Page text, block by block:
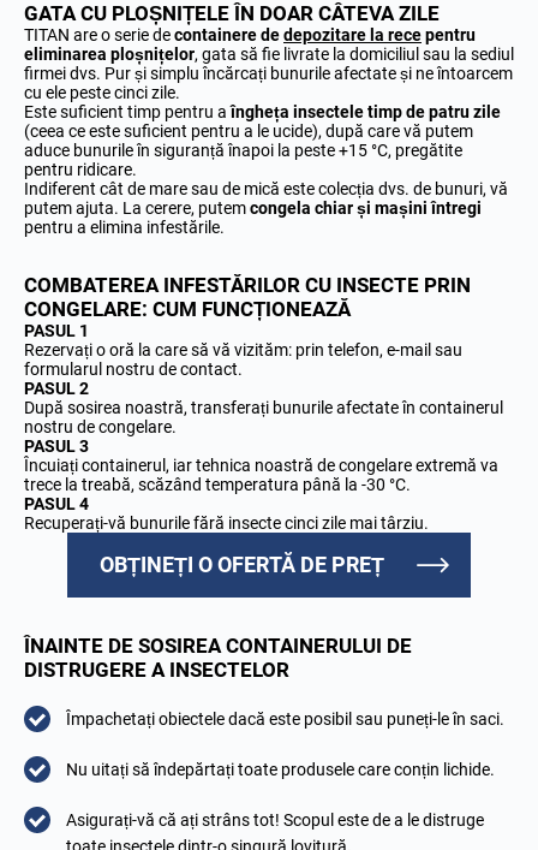
GATA CU PLOȘNIȚELE ÎN DOAR CÂTEVA ZILE
TITAN are o serie decontainere dedepozitare la recepentru
eliminarea ploșnițelor, gata să fie livrate la domiciliul sau la sediul
firmei dvs. Pur și simplu încărcați bunurile afectate și ne întoarcem
cu ele peste cinci zile.
Este suficient timp pentru aîngheța insectele timp de patru zile
(ceea ce este suficient pentru a le ucide), după care vă putem
aduce bunurile în siguranță înapoi la peste +15 °C, pregătite
pentru ridicare.
Indiferent cât de mare sau de mică este colecția dvs. de bunuri, vă
putem ajuta. La cerere, putemcongela chiar și mașini întregi
pentru a elimina infestările.
COMBATEREA INFESTĂRILOR CU INSECTE PRIN
CONGELARE: CUM FUNCȚIONEAZĂ
PASUL 1
Rezervați o oră la care să vă vizităm: prin telefon, e-mail sau
formularul nostru de contact.
PASUL 2
După sosirea noastră, transferați bunurile afectate în containerul
nostru de congelare.
PASUL 3
Încuiați containerul, iar tehnica noastră de congelare extremă va
trece la treabă, scăzând temperatura până la -30 °C.
PASUL 4
Recuperați-vă bunurile fără insecte cinci zile mai târziu.
OBȚINEȚI O OFERTĂ DE PREȚ
ÎNAINTE DE SOSIREA CONTAINERULUI DE
DISTRUGERE A INSECTELOR
Împachetați obiectele dacă este posibil sau puneți-le în saci.
Nu uitați să îndepărtați toate produsele care conțin lichide.
Asigurați-vă că ați strâns tot! Scopul este de a le distruge